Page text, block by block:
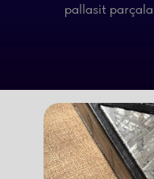
pallasit